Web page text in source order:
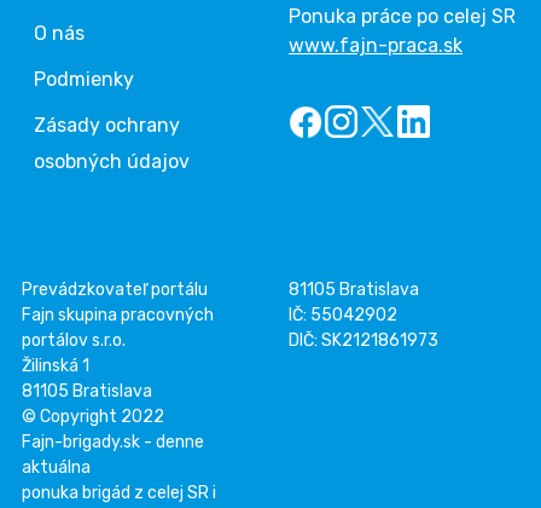
O nás
Podmienky
Zásady ochrany
osobných údajov
Ponuka práce po celej SR
www.fajn-praca.sk
Prevádzkovateľ portálu
Fajn skupina pracovných
portálov s.r.o.
Žilinská 1
81105 Bratislava
81105 Bratislava
IČ: 55042902
DIČ: SK2121861973
© Copyright 2022
Fajn-brigady.sk - denne
aktuálna
ponuka brigád z celej SR i